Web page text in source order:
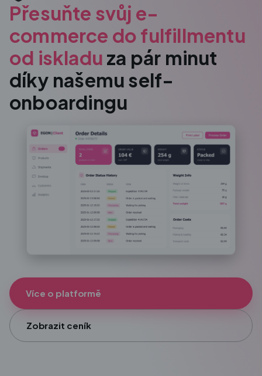
Přesuňte svůj e-
commerce do fulfillmentu
od iskladu za pár minut
díky našemu self-
onboardingu
Více o platformě
Zobrazit ceník